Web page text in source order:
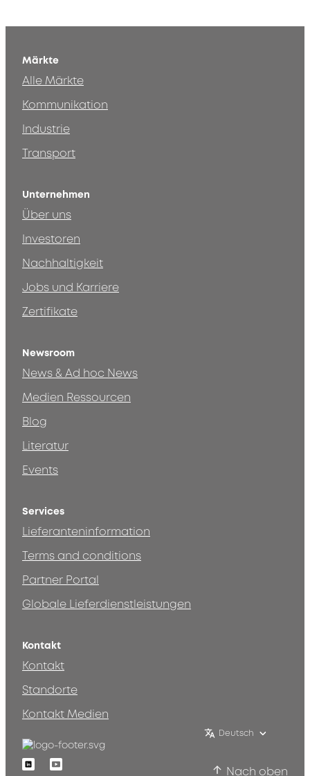
Märkte
Alle Märkte
Kommunikation
Industrie
Transport
Unternehmen
Über uns
Investoren
Nachhaltigkeit
Jobs und Karriere
Zertifikate
Newsroom
News & Ad hoc News
Medien Ressourcen
Blog
Literatur
Events
Services
Lieferanteninformation
Terms and conditions
Partner Portal
Globale Lieferdienstleistungen
Kontakt
Kontakt
Standorte
Kontakt Medien
Deutsch
LinkedinYoutube
Nach oben